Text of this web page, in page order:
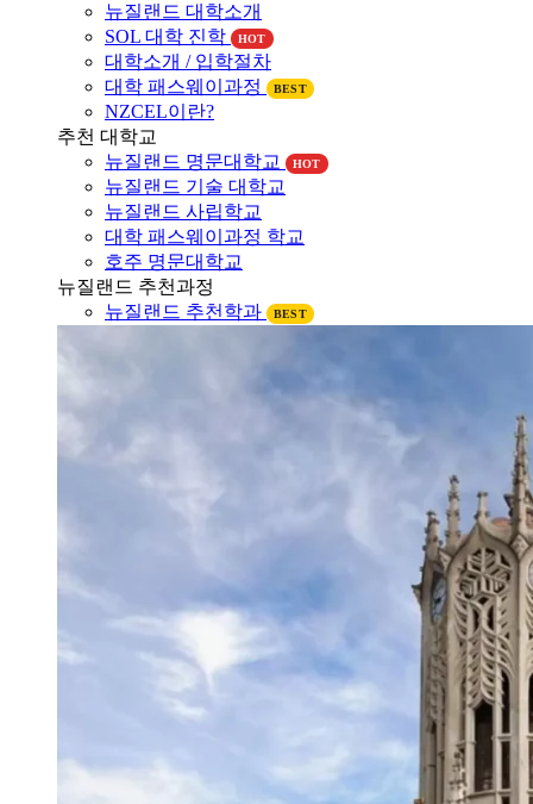
SOL 대학 진학
HOT
대학소개 / 입학절차
대학 패스웨이과정
NZCEL이란?
추천 대학교
뉴질랜드 명문대학교
뉴질랜드 기술 대학교
뉴질랜드 사립학교
대학 패스웨이과정 학교
호주 명문대학교
뉴질랜드 추천과정
뉴질랜드 추천학과